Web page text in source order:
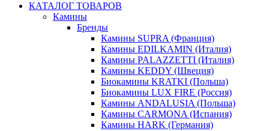
КАТАЛОГ ТОВАРОВ
Камины
Бренды
Камины SUPRA (Франция)
Камины EDILKAMIN (Италия)
Камины PALAZZETTI (Италия)
Камины KEDDY (Швеция)
Биокамины KRATKI (Польша)
Биокамины LUX FIRE (Россия)
Камины ANDALUSIA (Польша)
Камины CARMONA (Испания)
Камины HARK (Германия)